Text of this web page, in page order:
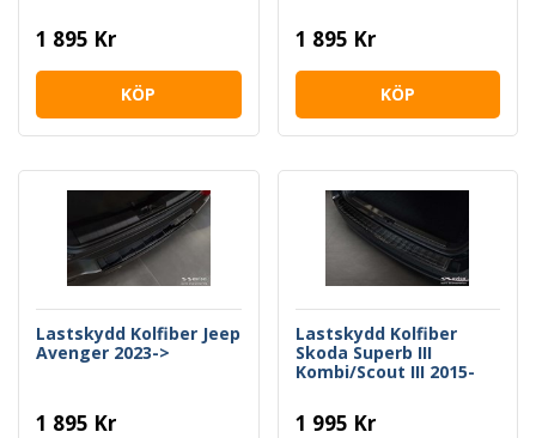
1 895 Kr
KÖP
1 895 Kr
KÖP
Lastskydd Kolfiber Jeep
Avenger 2023->
1 895 Kr
Lastskydd Kolfiber
Skoda Superb III
Kombi/Scout III 2015-
1 995 Kr